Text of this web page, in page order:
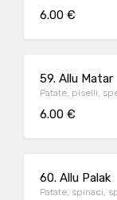
6.00 €
59. Allu Matar
Patate, piselli,
6.00 €
60. Allu Palak
Patate, spinaci,